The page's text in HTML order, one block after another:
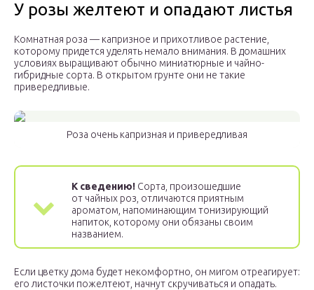
У розы желтеют и опадают листья
Комнатная роза — капризное и прихотливое растение,
которому придется уделять немало внимания. В домашних
условиях выращивают обычно миниатюрные и чайно-
гибридные сорта. В открытом грунте они не такие
привередливые.
Роза очень капризная и привередливая
К сведению! Сорта, произошедшие
от чайных роз, отличаются приятным
ароматом, напоминающим тонизирующий
напиток, которому они обязаны своим
названием.
Если цветку дома будет некомфортно, он мигом отреагирует:
его листочки пожелтеют, начнут скручиваться и опадать.